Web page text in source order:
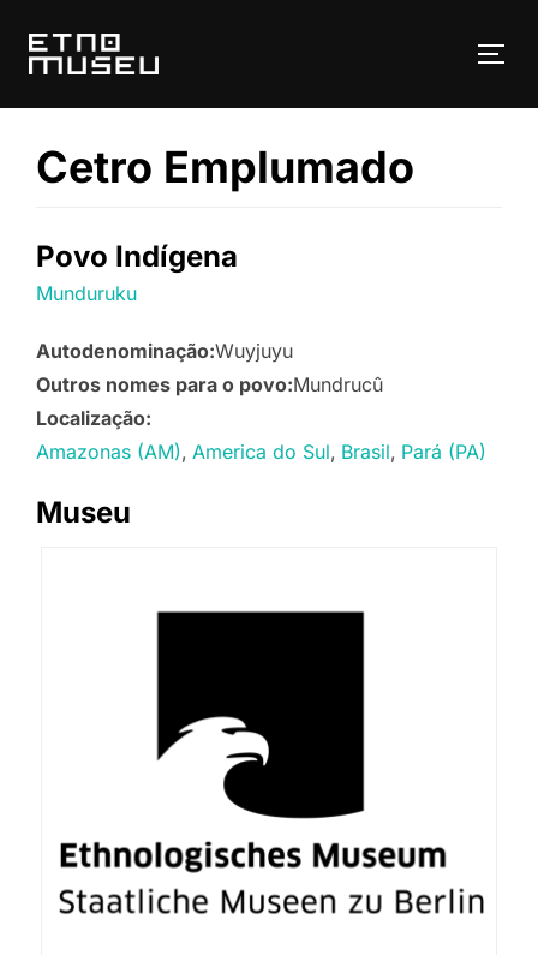
para
Cetro Emplumado
Povo Indígena
Munduruku
Autodenominação:Wuyjuyu
Outros nomes para o povo:Mundrucû
Localização:
Amazonas (AM) America do Sul Brasil Pará (PA)
Museu